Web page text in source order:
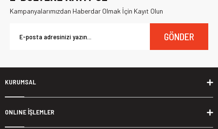
Kampanyalarımızdan Haberdar Olmak İçin Kayıt Olun
GÖNDER
KURUMSAL
ONLINE İŞLEMLER